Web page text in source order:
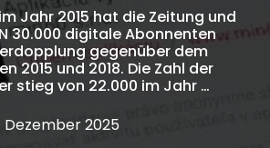
Jahr 2015 hat die Zeitung und
30.000 digitale Abonnenten
gegenüber dem
2015 und 2018. Die Zahl der
stieg von 22.000 im Jahr …
Dezember 2025